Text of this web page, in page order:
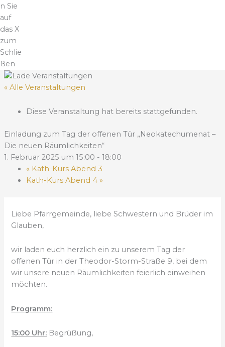
n Sie
auf
das X
zum
Schlie
ßen
« Alle Veranstaltungen
Diese Veranstaltung hat bereits stattgefunden.
Einladung zum Tag der offenen Tür „Neokatechumenat –
Die neuen Räumlichkeiten“
1. Februar 2025 um 15:00 - 18:00
« Kath-Kurs Abend 3
Kath-Kurs Abend 4 »
Liebe Pfarrgemeinde, liebe Schwestern und Brüder im
Glauben,
wir laden euch herzlich ein zu unserem Tag der
offenen Tür in der Theodor-Storm-Straße 9, bei dem
wir unsere neuen Räumlichkeiten feierlich einweihen
möchten.
Programm:
15:00 Uhr: Begrüßung,